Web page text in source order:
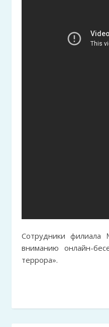
Сотрудники
вниманию онлайн-
террора».